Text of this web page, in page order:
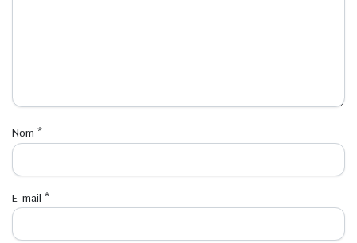
Nom *
E-mail *